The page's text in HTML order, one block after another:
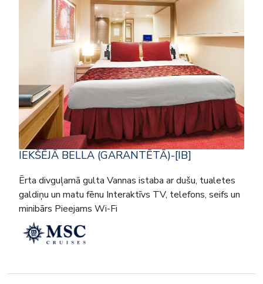
IEKŠĒJĀ BELLA (GARANTĒTĀ)-[IB]
Ērta divguļamā gulta Vannas istaba ar dušu, tualetes
galdiņu un matu fēnu Interaktīvs TV, telefons, seifs un
minibārs Pieejams Wi-Fi